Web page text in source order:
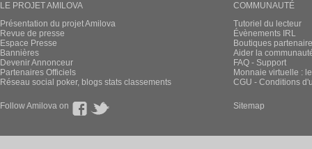
LE PROJET AMILOVA
Présentation du projet Amilova
Revue de presse
Espace Presse
Bannières
Devenir Annonceur
Partenaires Officiels
Réseau social poker, blogs stats classements
COMMUNAUTÉ
Tutoriel du lecteur
Évènements IRL
Boutiques
Aider la
FAQ - Support
Monnaie virtuelle :
CGU - Conditions
Follow Amilova on Sitemap